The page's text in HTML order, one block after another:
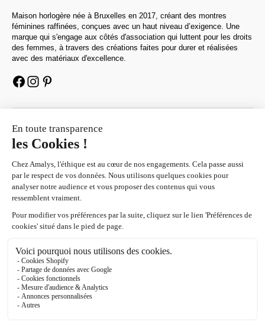
Maison horlogère née à Bruxelles en 2017, créant des montres
féminines raffinées, conçues avec un haut niveau d’exigence. Une
marque qui s'engage aux côtés d'association qui luttent pour les droits
des femmes, à travers des créations faites pour durer et réalisées
avec des matériaux d'excellence.
À PROPOS
NEWSLETTER
Unesurprisevous attend en vous abonnant à notre newsletter.
E-mail
En vous inscrivant vous acceptez la politique de confidentialité